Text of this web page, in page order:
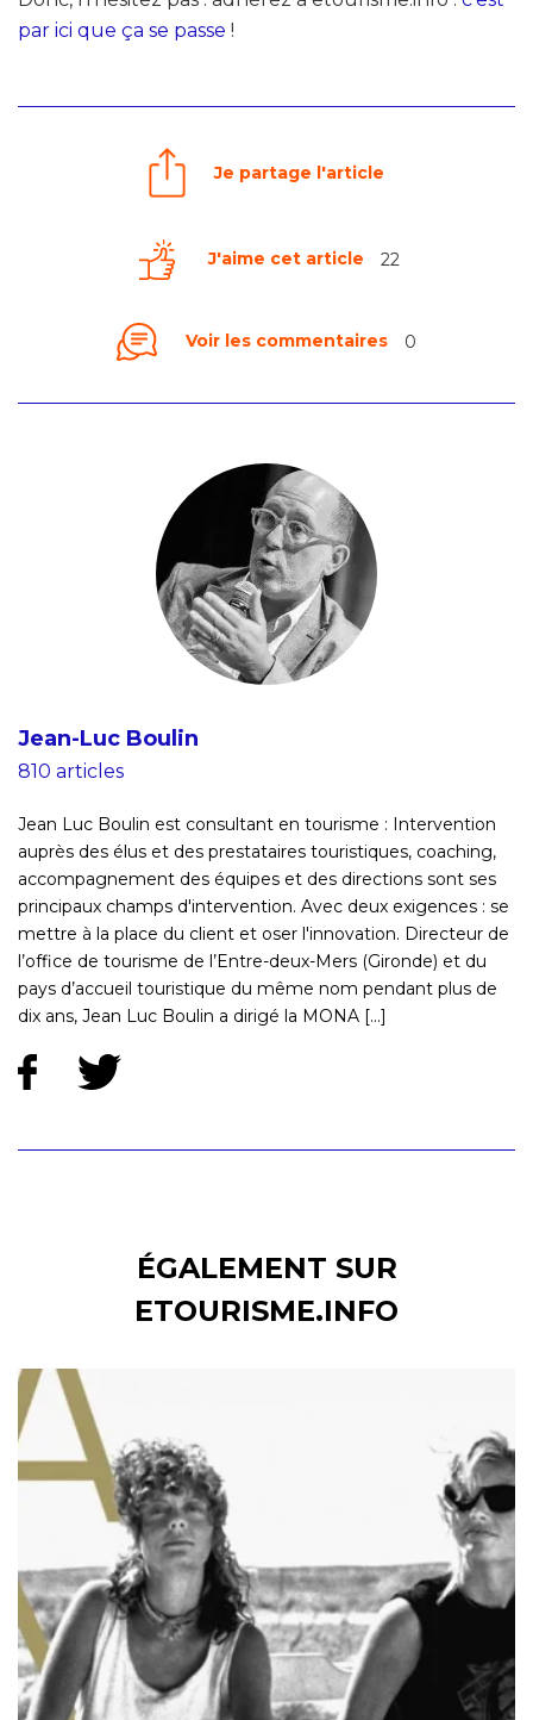
par ici que ça se passe !
Je partage l'article
J'aime cet article 22
Voir les commentaires 0
Jean-Luc Boulin
810 articles
Jean Luc Boulin est consultant en tourisme : Intervention
auprès des élus et des prestataires touristiques, coaching,
accompagnement des équipes et des directions sont ses
principaux champs d'intervention. Avec deux exigences : se
mettre à la place du client et oser l'innovation. Directeur de
l’office de tourisme de l’Entre-deux-Mers (Gironde) et du
pays d’accueil touristique du même nom pendant plus de
dix ans, Jean Luc Boulin a dirigé la MONA [...]
ÉGALEMENT SUR
ETOURISME.INFO